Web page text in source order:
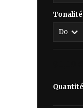
Tonalité
Quantité